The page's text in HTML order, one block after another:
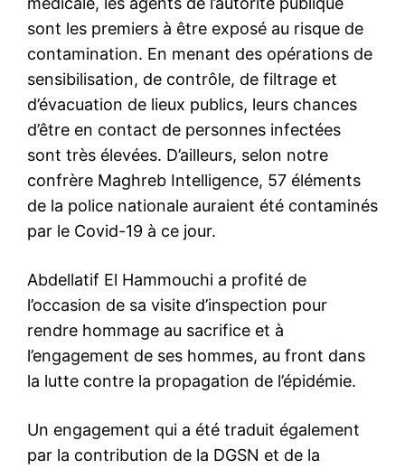
sont les premiers à être exposé au risque de
contamination. En menant des opérations de
sensibilisation, de contrôle, de filtrage et
d’évacuation de lieux publics, leurs chances
d’être en contact de personnes infectées
sont très élevées. D’ailleurs, selon notre
confrère Maghreb Intelligence, 57 éléments
de la police nationale auraient été contaminés
par le Covid-19 à ce jour.
Abdellatif El Hammouchi a profité de
l’occasion de sa visite d’inspection pour
rendre hommage au sacrifice et à
l’engagement de ses hommes, au front dans
la lutte contre la propagation de l’épidémie.
Un engagement qui a été traduit également
par la contribution de la DGSN et de la